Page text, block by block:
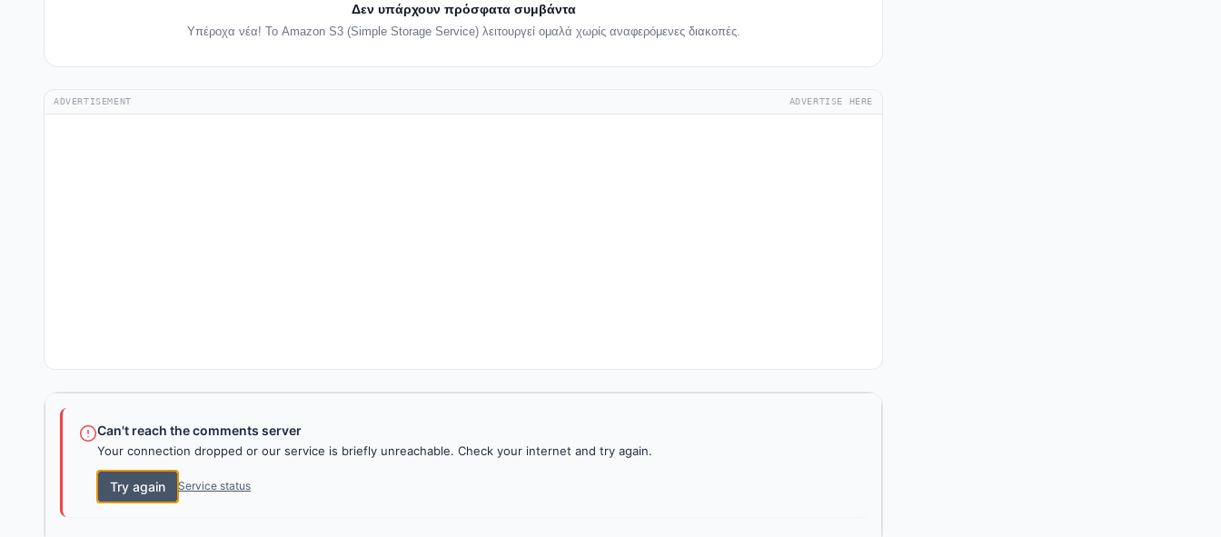
Δεν υπάρχουν πρόσφατα συμβάντα
Υπέροχα νέα! Το Amazon S3 (Simple Storage Service) λειτουργεί ομαλά χωρίς αναφερόμενες διακοπές.
ADVERTISEMENT ADVERTISE HERE
Can't reach the comments server
Your connection dropped or our service is briefly unreachable. Check your internet and try again.
Try again Service status